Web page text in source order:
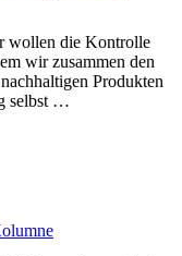
wollen die Kontrolle
wir zusammen den
Produkten
selbst …